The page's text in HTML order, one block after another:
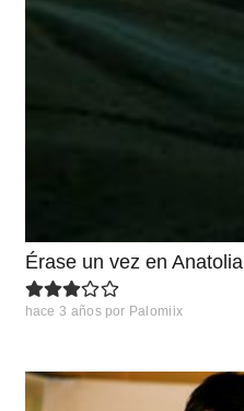
Érase un vez en Anatolia
hace 3 años por Palomiix